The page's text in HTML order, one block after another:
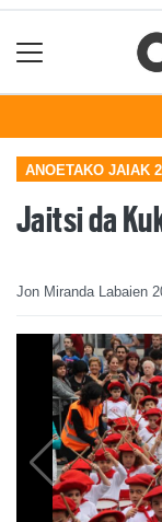
ANOETAKO JAIAK
Jaitsi da
Jon Miranda Labaien